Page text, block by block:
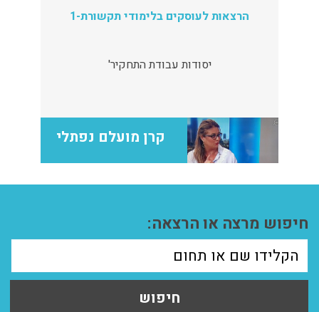
הרצאות לעוסקים בלימודי תקשורת-1
יסודות עבודת התחקיר'
קרן מועלם נפתלי
חיפוש מרצה או הרצאה:
חיפוש